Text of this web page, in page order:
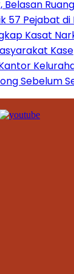
Belasan
57 Pejabat
Kasat
Sebelum